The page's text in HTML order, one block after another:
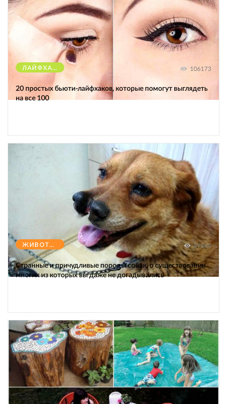
ЛАЙФХАКИ 106173
20 простых бьюти-лайфхаков, которые помогут выглядеть
на все 100
ЖИВОТНЫЕ 47644
Странные и причудливые породы собак, о существовании
многих из которых вы даже не догадывались